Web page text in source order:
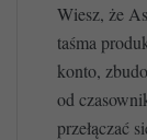
Wiesz, że
taśma
konto,
od
przełączać